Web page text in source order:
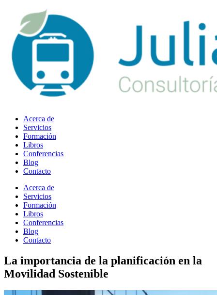
contenido
Acerca de
Servicios
Formación
Libros
Conferencias
Blog
Contacto
Acerca de
Servicios
Formación
Libros
Conferencias
Blog
Contacto
La importancia de la planificación en la
Movilidad Sostenible